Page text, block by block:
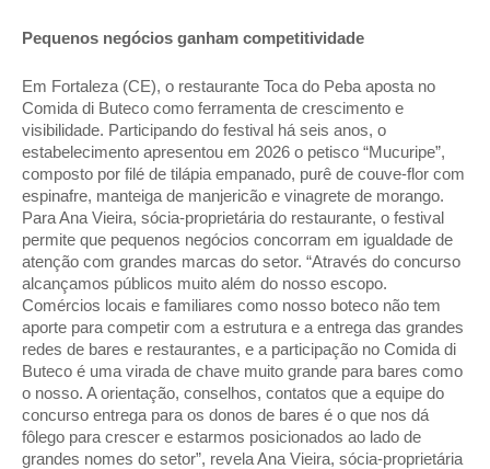
Pequenos negócios ganham competitividade
Em Fortaleza (CE), o restaurante Toca do Peba aposta no
Comida di Buteco como ferramenta de crescimento e
visibilidade. Participando do festival há seis anos, o
estabelecimento apresentou em 2026 o petisco “Mucuripe”,
composto por filé de tilápia empanado, purê de couve-flor com
espinafre, manteiga de manjericão e vinagrete de morango.
Para Ana Vieira, sócia-proprietária do restaurante, o festival
permite que pequenos negócios concorram em igualdade de
atenção com grandes marcas do setor. “Através do concurso
alcançamos públicos muito além do nosso escopo.
Comércios locais e familiares como nosso boteco não tem
aporte para competir com a estrutura e a entrega das grandes
redes de bares e restaurantes, e a participação no Comida di
Buteco é uma virada de chave muito grande para bares como
o nosso. A orientação, conselhos, contatos que a equipe do
concurso entrega para os donos de bares é o que nos dá
fôlego para crescer e estarmos posicionados ao lado de
grandes nomes do setor”, revela Ana Vieira, sócia-proprietária